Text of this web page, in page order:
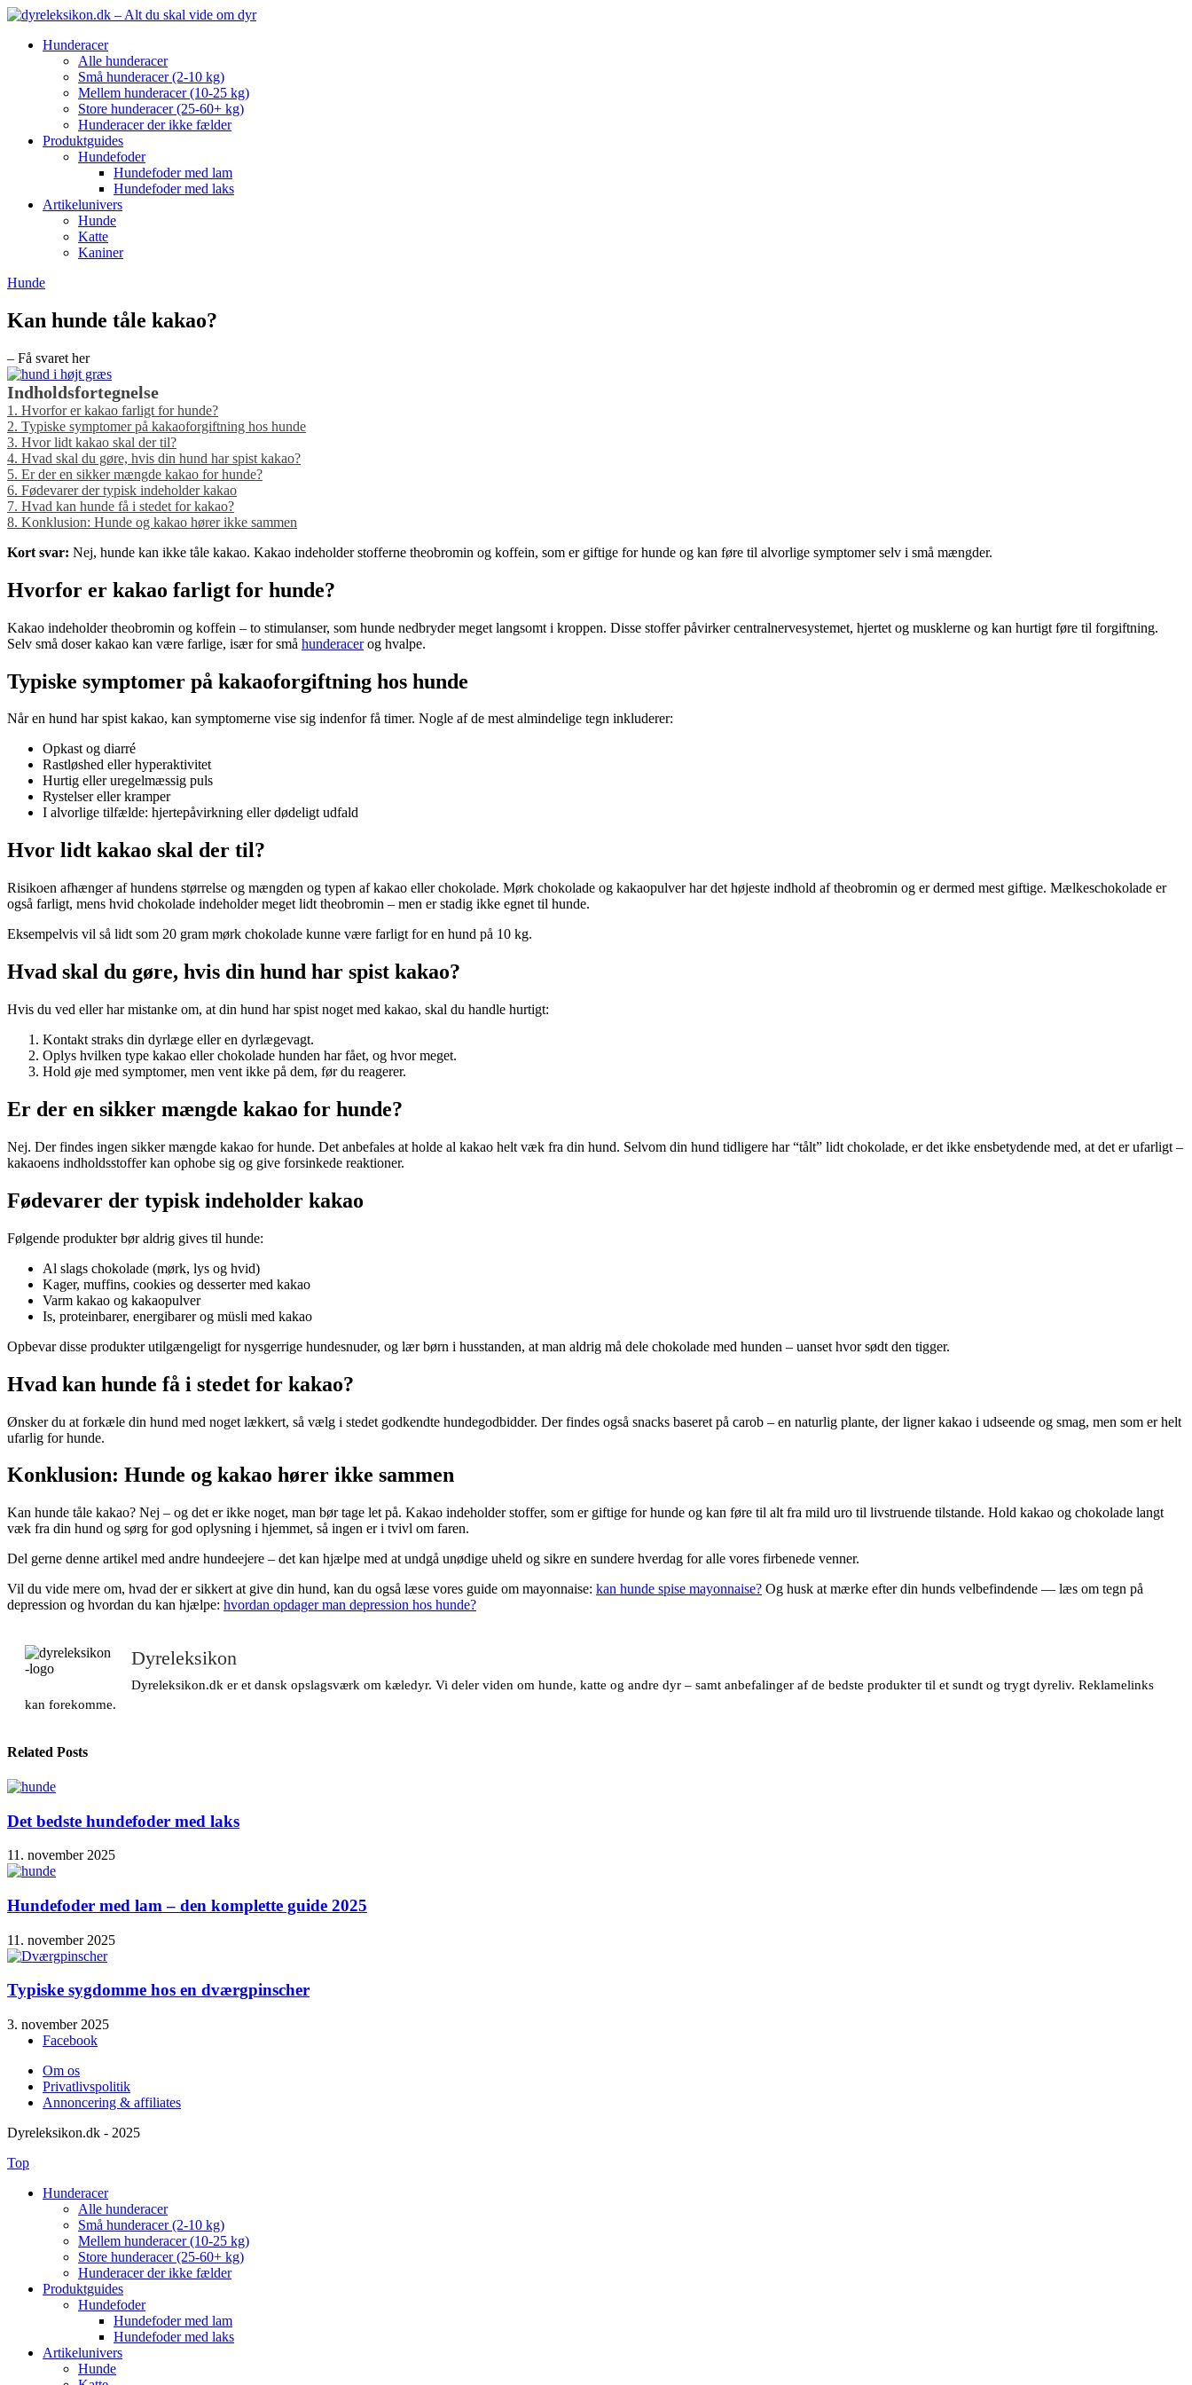
Hunderacer
Alle hunderacer
Små hunderacer (2-10 kg)
Mellem hunderacer (10-25 kg)
Store hunderacer (25-60+ kg)
Hunderacer der ikke fælder
Produktguides
Hundefoder
Hundefoder med lam
Hundefoder med laks
Artikelunivers
Hunde
Katte
Kaniner
Hunde
Kan hunde tåle kakao?
– Få svaret her
Indholdsfortegnelse
1. Hvorfor er kakao farligt for hunde?
2. Typiske symptomer på kakaoforgiftning hos hunde
3. Hvor lidt kakao skal der til?
4. Hvad skal du gøre, hvis din hund har spist kakao?
5. Er der en sikker mængde kakao for hunde?
6. Fødevarer der typisk indeholder kakao
7. Hvad kan hunde få i stedet for kakao?
8. Konklusion: Hunde og kakao hører ikke sammen
Kort svar: Nej, hunde kan ikke tåle kakao. Kakao indeholder stofferne theobromin og koffein, som er giftige for hunde og kan føre til alvorlige symptomer selv i små mængder.
Hvorfor er kakao farligt for hunde?
Kakao indeholder theobromin og koffein – to stimulanser, som hunde nedbryder meget langsomt i kroppen. Disse stoffer påvirker centralnervesystemet, hjertet og musklerne og kan hurtigt føre til forgiftning.
Selv små doser kakao kan være farlige, især for små hunderacerog hvalpe.
Typiske symptomer på kakaoforgiftning hos hunde
Når en hund har spist kakao, kan symptomerne vise sig indenfor få timer. Nogle af de mest almindelige tegn inkluderer:
Opkast og diarré
Rastløshed eller hyperaktivitet
Hurtig eller uregelmæssig puls
Rystelser eller kramper
I alvorlige tilfælde: hjertepåvirkning eller dødeligt udfald
Hvor lidt kakao skal der til?
Risikoen afhænger af hundens størrelse og mængden og typen af kakao eller chokolade. Mørk chokolade og kakaopulver har det højeste indhold af theobromin og er dermed mest giftige. Mælkeschokolade er
også farligt, mens hvid chokolade indeholder meget lidt theobromin – men er stadig ikke egnet til hunde.
Eksempelvis vil så lidt som 20 gram mørk chokolade kunne være farligt for en hund på 10 kg.
Hvad skal du gøre, hvis din hund har spist kakao?
Hvis du ved eller har mistanke om, at din hund har spist noget med kakao, skal du handle hurtigt:
Kontakt straks din dyrlæge eller en dyrlægevagt.
Oplys hvilken type kakao eller chokolade hunden har fået, og hvor meget.
Hold øje med symptomer, men vent ikke på dem, før du reagerer.
Er der en sikker mængde kakao for hunde?
Nej. Der findes ingen sikker mængde kakao for hunde. Det anbefales at holde al kakao helt væk fra din hund. Selvom din hund tidligere har “tålt” lidt chokolade, er det ikke ensbetydende med, at det er ufarligt –
kakaoens indholdsstoffer kan ophobe sig og give forsinkede reaktioner.
Fødevarer der typisk indeholder kakao
Følgende produkter bør aldrig gives til hunde:
Al slags chokolade (mørk, lys og hvid)
Kager, muffins, cookies og desserter med kakao
Varm kakao og kakaopulver
Is, proteinbarer, energibarer og müsli med kakao
Opbevar disse produkter utilgængeligt for nysgerrige hundesnuder, og lær børn i husstanden, at man aldrig må dele chokolade med hunden – uanset hvor sødt den tigger.
Hvad kan hunde få i stedet for kakao?
Ønsker du at forkæle din hund med noget lækkert, så vælg i stedet godkendte hundegodbidder. Der findes også snacks baseret på carob – en naturlig plante, der ligner kakao i udseende og smag, men som er helt
ufarlig for hunde.
Konklusion: Hunde og kakao hører ikke sammen
Kan hunde tåle kakao? Nej – og det er ikke noget, man bør tage let på. Kakao indeholder stoffer, som er giftige for hunde og kan føre til alt fra mild uro til livstruende tilstande. Hold kakao og chokolade langt
væk fra din hund og sørg for god oplysning i hjemmet, så ingen er i tvivl om faren.
Del gerne denne artikel med andre hundeejere – det kan hjælpe med at undgå unødige uheld og sikre en sundere hverdag for alle vores firbenede venner.
Vil du vide mere om, hvad der er sikkert at give din hund, kan du også læse vores guide om mayonnaise: kan hunde spise mayonnaise? Og husk at mærke efter din hunds velbefindende — læs om tegn på
depression og hvordan du kan hjælpe: hvordan opdager man depression hos hunde?
Dyreleksikon
Dyreleksikon.dk er et dansk opslagsværk om kæledyr. Vi deler viden om hunde, katte og andre dyr – samt anbefalinger af de bedste produkter til et sundt og trygt dyreliv. Reklamelinks
kan forekomme.
Related Posts
Det bedste hundefoder med laks
11. november 2025
Hundefoder med lam – den komplette guide 2025
11. november 2025
Typiske sygdomme hos en dværgpinscher
3. november 2025
Facebook
Om os
Privatlivspolitik
Annoncering & affiliates
Dyreleksikon.dk - 2025
Top
Hunderacer
Alle hunderacer
Små hunderacer (2-10 kg)
Mellem hunderacer (10-25 kg)
Store hunderacer (25-60+ kg)
Hunderacer der ikke fælder
Produktguides
Hundefoder
Hundefoder med lam
Hundefoder med laks
Artikelunivers
Hunde